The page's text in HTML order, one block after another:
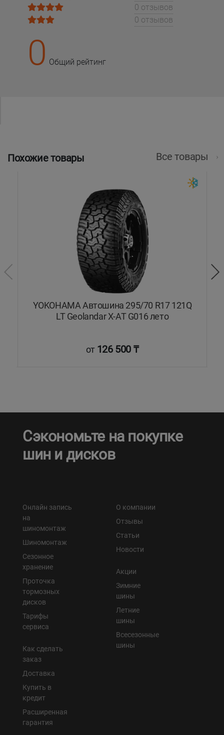
0 отзывов
0 отзывов
0 Общий рейтинг
Похожие товары Все товары
YOKOHAMA Автошина 295/70 R17 121Q
LT Geolandar X-AT G016 лето
от 126 500 ₸
Сэкономьте на покупке
шин и дисков
Онлайн запись
на
шиномонтаж
Шиномонтаж
Сезонное
хранение
Проточка
тормозных
дисков
Тарифы
сервиса
Как сделать
заказ
Доставка
Купить в
кредит
Расширенная
гарантия
О компании
Отзывы
Статьи
Новости
Акции
Зимние
шины
Летние
шины
Всесезонные
шины